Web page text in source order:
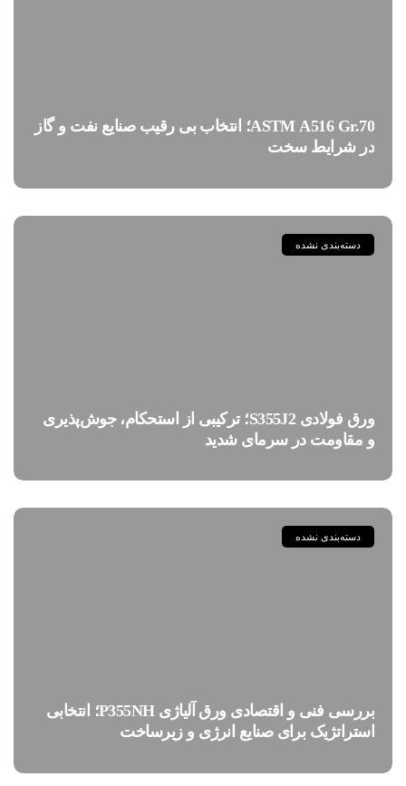
ASTM A516 Gr.70؛ انتخاب بی رقیب صنایع نفت و گاز
در شرایط سخت
دسته‌بندی نشده
ورق فولادی S355J2؛ ترکیبی از استحکام، جوش‌پذیری
و مقاومت در سرمای شدید
دسته‌بندی نشده
بررسی فنی و اقتصادی ورق آلیاژی P355NH؛ انتخابی
استراتژیک برای صنایع انرژی و زیرساخت